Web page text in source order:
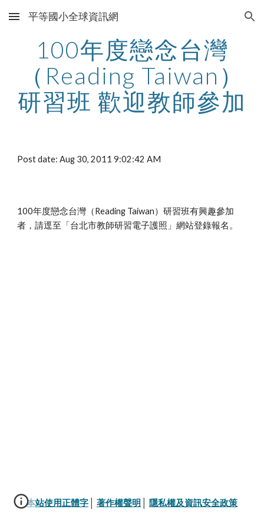
Skip to main content Skip to navigation
平等國小全球資訊網
100年度戀念台灣
（Reading Taiwan）
研習班 歡迎教師參加
Post date: Aug 30, 2011 9:02:42 AM
100年度戀念台灣（Reading Taiwan）研習班有興趣參加
者，請逕至「台北市教師研習電子護照」網站登錄報名。
本站使用正體字 著作權聲明 隱私權及資訊安全政策